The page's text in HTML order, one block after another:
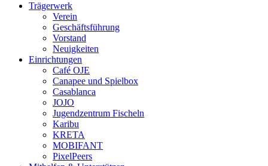
Trägerwerk
Verein
Geschäftsführung
Vorstand
Neuigkeiten
Einrichtungen
Café OJE
Canapee und Spielbox
Casablanca
JOJO
Jugendzentrum Fischeln
Karibu
KRETA
MOBIFANT
PixelPeers